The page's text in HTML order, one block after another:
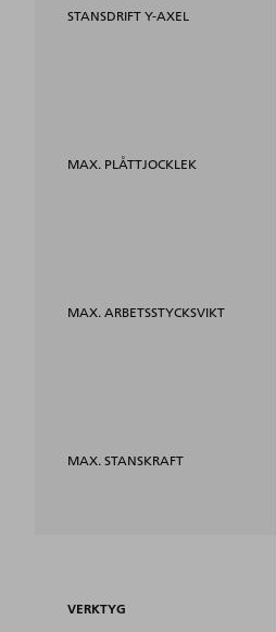
STANSDRIFT Y-AXEL
MAX. PLÅTTJOCKLEK
MAX. ARBETSSTYCKSVIKT
MAX. STANSKRAFT
VERKTYG